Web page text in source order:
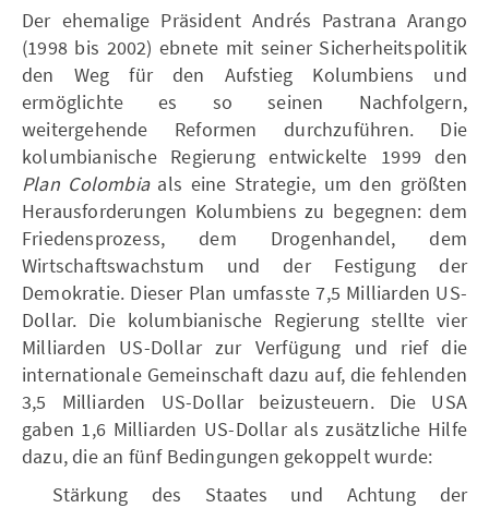
Der ehemalige Präsident Andrés Pastrana Arango
(1998 bis 2002) ebnete mit seiner Sicherheitspolitik
den Weg für den Aufstieg Kolumbiens und
ermöglichte es so seinen Nachfolgern,
weitergehende Reformen durchzuführen. Die
kolumbianische Regierung entwickelte 1999 den
Plan Colombiaals eine Strategie, um den größten
Herausforderungen Kolumbiens zu begegnen: dem
Friedensprozess, dem Drogenhandel, dem
Wirtschaftswachstum und der Festigung der
Demokratie. Dieser Plan umfasste 7,5 Milliarden US-
Dollar. Die kolumbianische Regierung stellte vier
Milliarden US-Dollar zur Verfügung und rief die
internationale Gemeinschaft dazu auf, die fehlenden
3,5 Milliarden US-Dollar beizusteuern. Die USA
gaben 1,6 Milliarden US-Dollar als zusätzliche Hilfe
dazu, die an fünf Bedingungen gekoppelt wurde:
Stärkung des Staates und Achtung der